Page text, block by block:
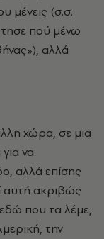
μένεις (σ.σ.
πού μένω
αλλά
χώρα, σε μια
να
αλλά επίσης
αυτή ακριβώς
εδώ που τα λέμε,
την